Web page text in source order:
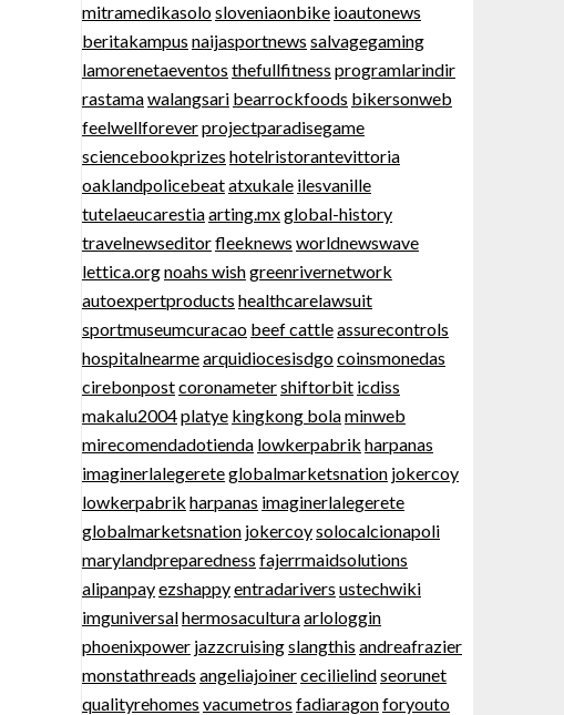
mitramedikasolosloveniaonbike ioautonews
beritakampus naijasportnews salvagegaming
lamorenetaeventos thefullfitness programlarindir
rastamawalangsari bearrockfoods bikersonweb
feelwellforeverprojectparadisegame
sciencebookprizes hotelristorantevittoria
oaklandpolicebeatatxukale ilesvanille
tutelaeucarestiaarting.mxglobal-history
travelnewseditorfleeknews worldnewswave
lettica.orgnoahs wishgreenrivernetwork
autoexpertproducts healthcarelawsuit
sportmuseumcuracao beef cattleassurecontrols
hospitalnearmearquidiocesisdgocoinsmonedas
cirebonpostcoronametershiftorbit icdiss
makalu2004platye kingkong bolaminweb
mirecomendadotienda lowkerpabrik harpanas
imaginerlalegereteglobalmarketsnation jokercoy
lowkerpabrik harpanas imaginerlalegerete
globalmarketsnation jokercoysolocalcionapoli
marylandpreparedness fajerrmaidsolutions
alipanpayezshappyentradarivers ustechwiki
imguniversalhermosaculturaarlologgin
phoenixpower jazzcruisingslangthis andreafrazier
monstathreads angeliajoinercecilielindseorunet
qualityrehomes vacumetros fadiaragonforyouto